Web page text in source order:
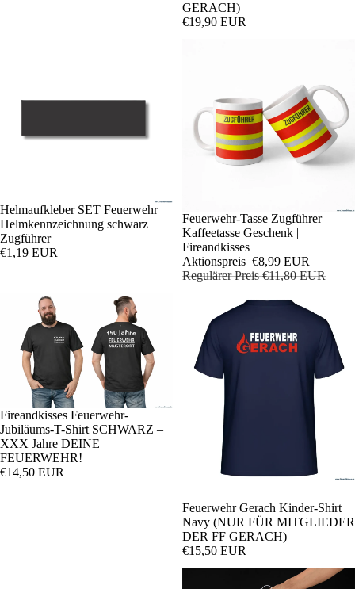
GERACH)
€19,90 EUR
Helmaufkleber SET Feuerwehr
Helmkennzeichnung schwarz
Zugführer
€1,19 EUR
Sale
Feuerwehr-Tasse Zugführer |
Kaffeetasse Geschenk |
Fireandkisses
Aktionspreis €8,99 EUR
Regulärer Preis€11,80 EUR
Fireandkisses Feuerwehr-
Jubiläums-T-Shirt SCHWARZ –
XXX Jahre DEINE
FEUERWEHR!
€14,50 EUR
Feuerwehr Gerach Kinder-Shirt
Navy (NUR FÜR MITGLIEDER
DER FF GERACH)
€15,50 EUR